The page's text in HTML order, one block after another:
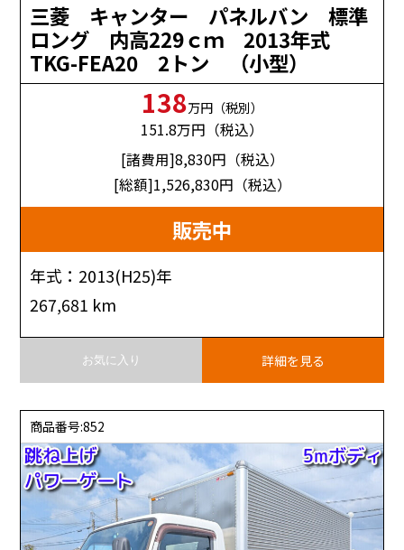
三菱 キャンター パネルバン 標準
ロング 内高229ｃｍ 2013年式
TKG-FEA20 2トン （小型）
138万円（税別）
151.8万円（税込）
[諸費用]8,830円（税込）
[総額]1,526,830円（税込）
販売中
年式：2013(H25)年
267,681 km
お気に入り 詳細を見る
商品番号:852